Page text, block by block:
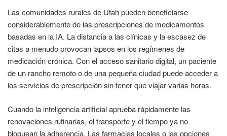
Las comunidades rurales de Utah pueden beneficiarse
considerablemente de las prescripciones de medicamentos
basadas en la IA. La distancia a las clínicas y la escasez de
citas a menudo provocan lapsos en los regímenes de
medicación crónica. Con el acceso sanitario digital, un paciente
de un rancho remoto o de una pequeña ciudad puede acceder a
los servicios de prescripción sin tener que viajar varias horas.
Cuando la inteligencia artificial aprueba rápidamente las
renovaciones rutinarias, el transporte y el tiempo ya no
bloquean la adherencia. Las farmacias locales o las opciones